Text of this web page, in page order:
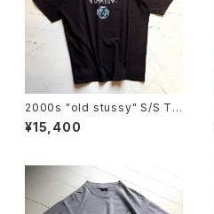
2000s "old stussy" S/S T-
shirt
¥15,400